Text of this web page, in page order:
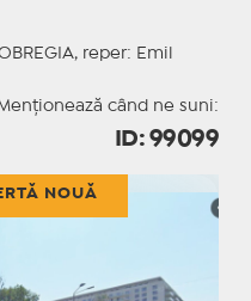
reper: Emil
când ne suni:
ID: 99099
NOUĂ